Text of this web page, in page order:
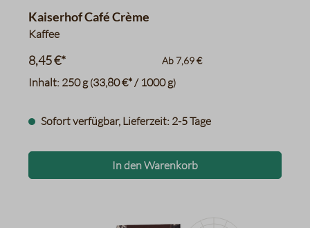
Durchschnittliche Bewertung von 5 von 5 Sternen
Kaiserhof Café Crème
Kaffee
Inhalt: 250 g(33,80 €* / 1000 g)
8,45 €* Ab 7,69 €
Sofort verfügbar, Lieferzeit: 2-5 Tage
In den Warenkorb